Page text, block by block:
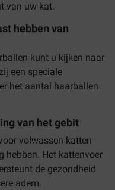
van uw kat.
hebben van
kunt u kijken naar
een speciale
het aantal haarballen
van het gebit
volwassen katten
hebben. Het kattenvoer
de gezondheid
adem.